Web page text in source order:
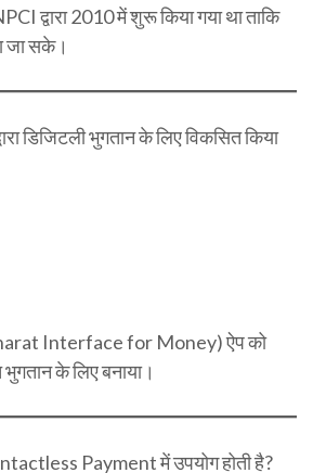
द्वारा 2010 में शुरू किया गया था ताकि
जा सके।
डिजिटली भुगतान के लिए विकसित किया
Interface for Money) ऐप को
के लिए बनाया।
Payment में उपयोग होती है?